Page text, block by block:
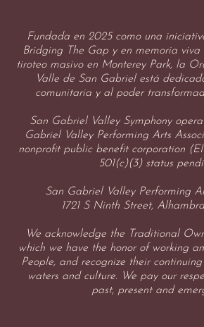
Fundada en 2025 como una
Bridging The Gap y en memoria
tiroteo masivo en Monterey Park, la
Valle de San Gabriel está
comunitaria y al poder
San Gabriel Valley Symphony
Gabriel Valley Performing Arts
nonprofit public benefit corporation
501(c)(3) status
San Gabriel Valley Performing
1721 S Ninth Street,
We acknowledge the Traditional
which we have the honor of working
People, and recognize their
waters and culture. We pay our
past, present and